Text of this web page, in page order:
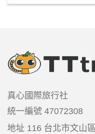
真心國際旅行社
統一編號 47072308
地址 116 台北市文山